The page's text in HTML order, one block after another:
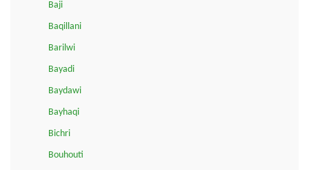
Baji
Baqillani
Barilwi
Bayadi
Baydawi
Bayhaqi
Bichri
Bouhouti